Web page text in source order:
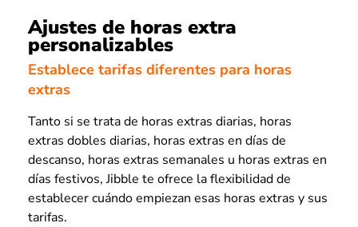
Ajustes de horas extra
personalizables
Establece tarifas diferentes para horas
extras
Tanto si se trata de horas extras diarias, horas
extras dobles diarias, horas extras en días de
descanso, horas extras semanales u horas extras en
días festivos, Jibble te ofrece la flexibilidad de
establecer cuándo empiezan esas horas extras y sus
tarifas.